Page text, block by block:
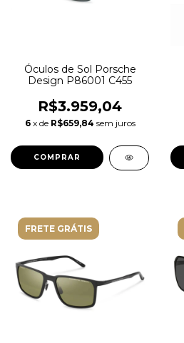
Óculos de Sol Porsche
Design P86001 C455
R$3.959,04
6 x de R$659,84 sem juros
FRETE GRÁTIS